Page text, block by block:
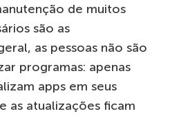
de muitos
são as
as pessoas não são
programas: apenas
apps em seus
as atualizações ficam